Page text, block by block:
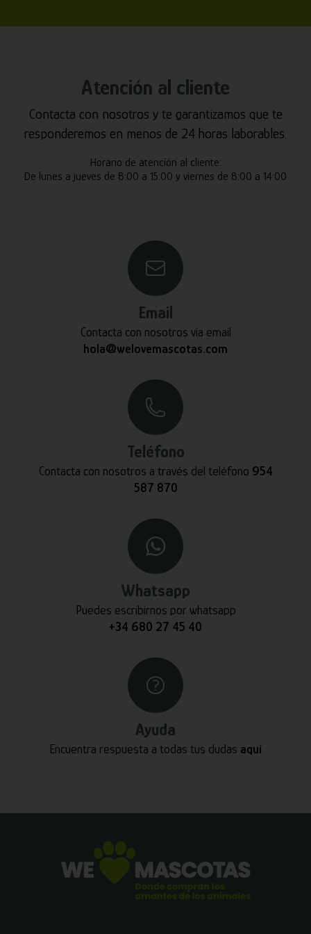
Atención al cliente
Contacta con nosotros y te garantizamos que te
responderemos en menos de 24 horas laborables.
Horario de atención al cliente:
De lunes a jueves de 8:00 a 15:00 y viernes de 8:00 a 14:00
Email
Contacta con nosotros vía email
hola@welovemascotas.com
Teléfono
Contacta con nosotros a través del teléfono 954
587 870
Whatsapp
Puedes escribirnos por whatsapp
+34 680 27 45 40
Ayuda
Encuentra respuesta a todas tus dudas aquí